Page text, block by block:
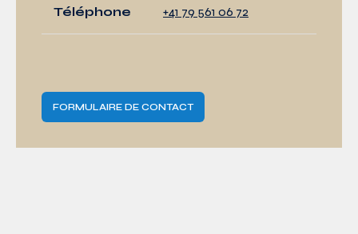
Téléphone +41 79 561 06 72
FORMULAIRE DE CONTACT